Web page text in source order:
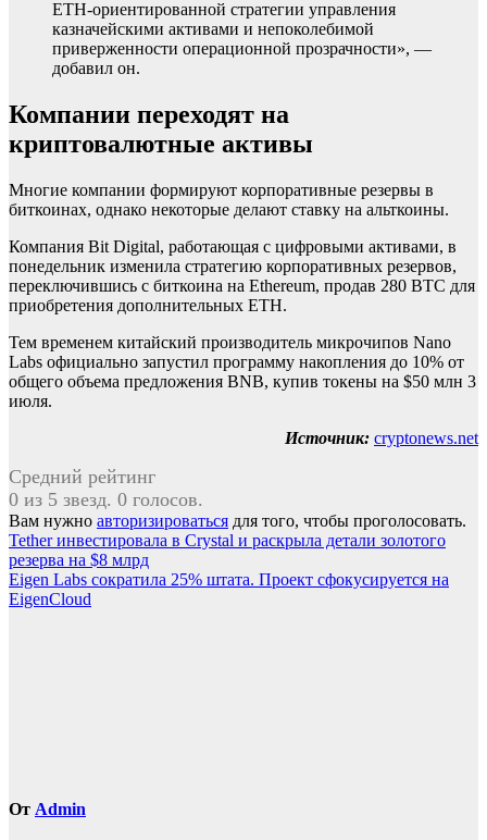
ETH-ориентированной стратегии управления
казначейскими активами и непоколебимой
приверженности операционной прозрачности», —
добавил он.
Компании переходят на
криптовалютные активы
Многие компании формируют корпоративные резервы в
биткоинах, однако некоторые делают ставку на альткоины.
Компания Bit Digital, работающая с цифровыми активами, в
понедельник изменила стратегию корпоративных резервов,
переключившись с биткоина на Ethereum, продав 280 BTC для
приобретения дополнительных ETH.
Тем временем китайский производитель микрочипов Nano
Labs официально запустил программу накопления до 10% от
общего объема предложения BNB, купив токены на $50 млн 3
июля.
Источник: cryptonews.net
Средний рейтинг
0 из 5 звезд. 0 голосов.
Вам нужно авторизироваться для того, чтобы проголосовать.
Навигация
по
записям
Tether инвестировала в Crystal и раскрыла детали золотого
резерва на $8 млрд
Eigen Labs сократила 25% штата. Проект сфокусируется на
EigenCloud
От Admin